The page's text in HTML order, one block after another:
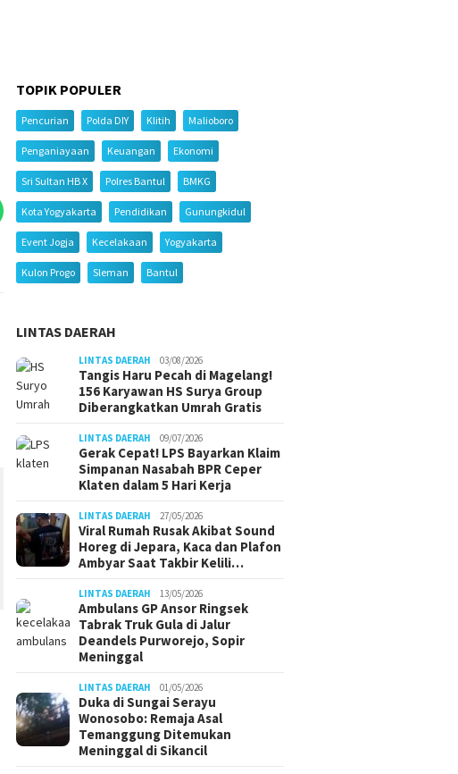
TOPIK POPULER
Pencurian Polda DIY Klitih Malioboro
Penganiayaan Keuangan Ekonomi
Sri Sultan HB X Polres Bantul BMKG
Kota Yogyakarta Pendidikan Gunungkidul
Event Jogja Kecelakaan Yogyakarta
Kulon Progo Sleman Bantul
LINTAS DAERAH
LINTAS DAERAH 03/08/2026
Tangis Haru Pecah di Magelang!
156 Karyawan HS Surya Group
Diberangkatkan Umrah Gratis
LINTAS DAERAH 09/07/2026
Gerak Cepat! LPS Bayarkan Klaim
Simpanan Nasabah BPR Ceper
Klaten dalam 5 Hari Kerja
LINTAS DAERAH 27/05/2026
Viral Rumah Rusak Akibat Sound
Horeg di Jepara, Kaca dan Plafon
Ambyar Saat Takbir Kelili…
LINTAS DAERAH 13/05/2026
Ambulans GP Ansor Ringsek
Tabrak Truk Gula di Jalur
Deandels Purworejo, Sopir
Meninggal
LINTAS DAERAH 01/05/2026
Duka di Sungai Serayu
Wonosobo: Remaja Asal
Temanggung Ditemukan
Meninggal di Sikancil